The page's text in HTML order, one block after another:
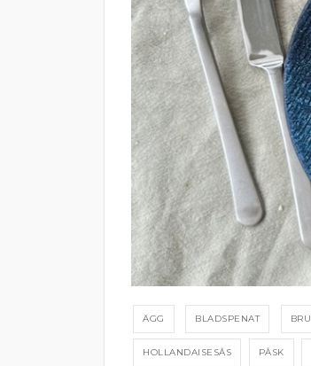
ÄGG BLADSPENAT
HOLLANDAISESÅS PÅSK